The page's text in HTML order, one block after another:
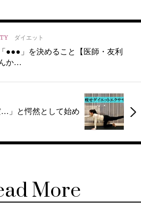
ダイエット
●●●」を決めること【医師・友利
か…
…」と愕然として始め
More